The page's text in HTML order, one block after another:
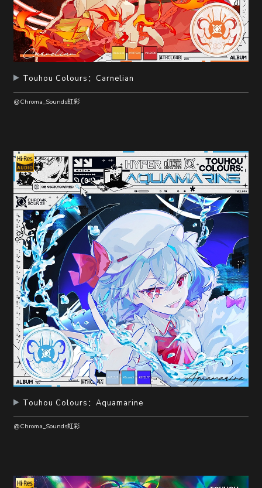
Touhou Colours：Carnelian
@Chroma_Sounds虹彩
Touhou Colours：Aquamarine
@Chroma_Sounds虹彩